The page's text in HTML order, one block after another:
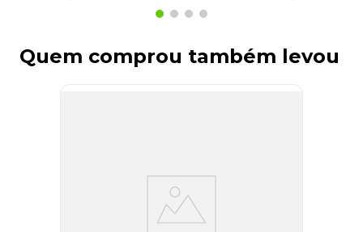
Quem comprou também levou